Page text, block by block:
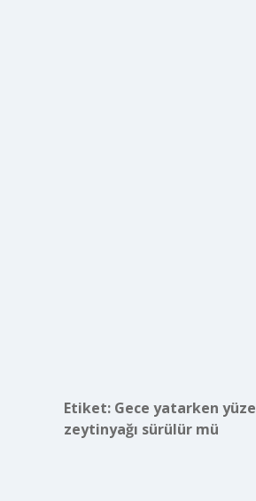
Etiket: Gece yatarken yüze
zeytinyağı sürülür mü